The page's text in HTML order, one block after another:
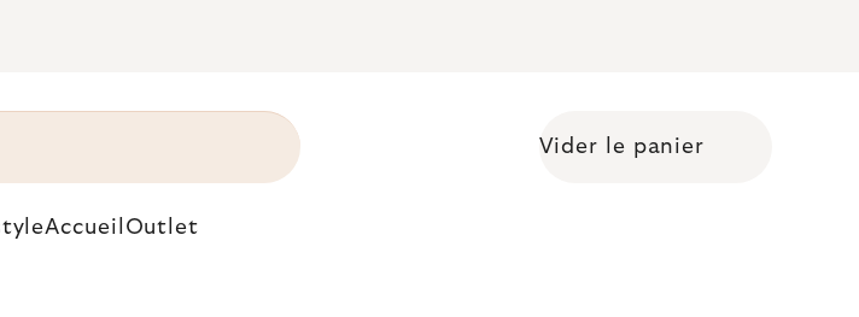
Shopping cart
Vider le panier
Accueil Outlet